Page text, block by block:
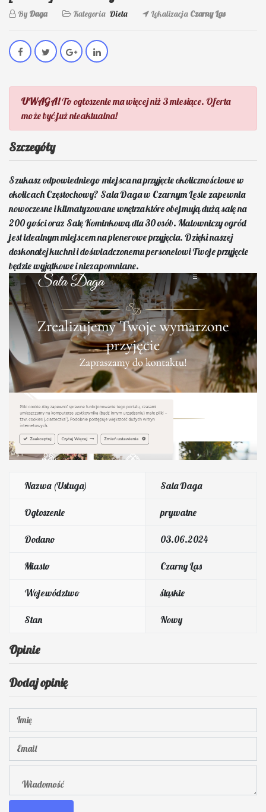
ByDaga Kategoria Dieta Lokalizacja Czarny Las
UWAGA!To ogłoszenie ma więcej niż 3 miesiące. Oferta
może być już nieaktualna!
Szczegóły
Szukasz odpowiedniego miejsca na przyjęcie okolicznościowe w
okolicach Częstochowy? Sala Daga w Czarnym Lesie zapewnia
nowoczesne i klimatyzowane wnętrza które obejmują dużą salę na
200 gości oraz Salę Kominkową dla 30 osób. Malowniczy ogród
jest idealnym miejscem na plenerowe przyjęcia. Dzięki naszej
doskonałej kuchni i doświadczonemu personelowi Twoje przyjęcie
będzie wyjątkowe i niezapomniane.
Nazwa (Usługa) Sala Daga
Ogłoszenie prywatne
Dodano 03.06.2024
Miasto Czarny Las
Województwo śląskie
Stan Nowy
Opinie
Dodaj opinię